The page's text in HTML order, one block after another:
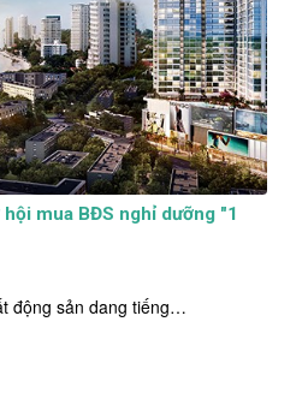
mua BĐS nghỉ dưỡng "1
động sản dang tiếng…